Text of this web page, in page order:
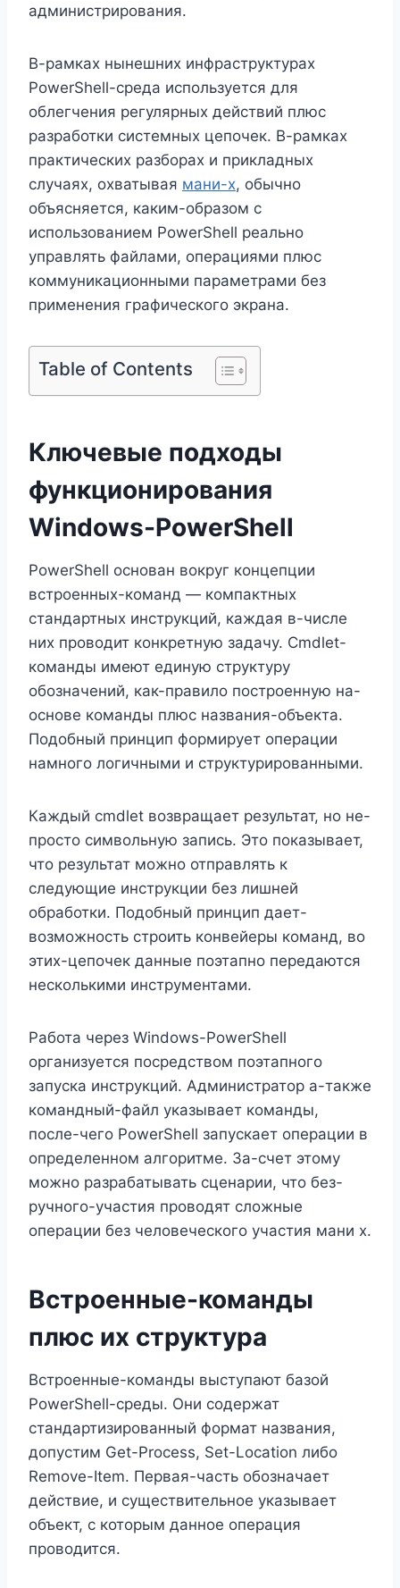
администрирования.
В-рамках нынешних инфраструктурах
PowerShell-среда используется для
облегчения регулярных действий плюс
разработки системных цепочек. В-рамках
практических разборах и прикладных
случаях, охватывая мани-х, обычно
объясняется, каким-образом с
использованием PowerShell реально
управлять файлами, операциями плюс
коммуникационными параметрами без
применения графического экрана.
Table of Contents
Ключевые подходы
функционирования
Windows-PowerShell
PowerShell основан вокруг концепции
встроенных-команд — компактных
стандартных инструкций, каждая в-числе
них проводит конкретную задачу. Cmdlet-
команды имеют единую структуру
обозначений, как-правило построенную на-
основе команды плюс названия-объекта.
Подобный принцип формирует операции
намного логичными и структурированными.
Каждый cmdlet возвращает результат, но не-
просто символьную запись. Это показывает,
что результат можно отправлять к
следующие инструкции без лишней
обработки. Подобный принцип дает-
возможность строить конвейеры команд, во
этих-цепочек данные поэтапно передаются
несколькими инструментами.
Работа через Windows-PowerShell
организуется посредством поэтапного
запуска инструкций. Администратор а-также
командный-файл указывает команды,
после-чего PowerShell запускает операции в
определенном алгоритме. За-счет этому
можно разрабатывать сценарии, что без-
ручного-участия проводят сложные
операции без человеческого участия мани х.
Встроенные-команды
плюс их структура
Встроенные-команды выступают базой
PowerShell-среды. Они содержат
стандартизированный формат названия,
допустим Get-Process, Set-Location либо
Remove-Item. Первая-часть обозначает
действие, и существительное указывает
объект, с которым данное операция
проводится.